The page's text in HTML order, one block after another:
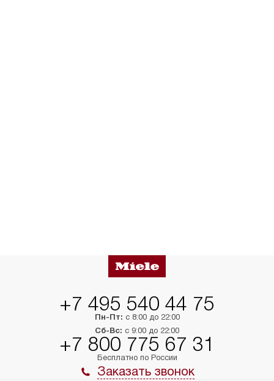
+7 495 540 44 75
Пн-Пт: с 8:00 до 22:00
Сб-Вс: с 9:00 до 22:00
+7 800 775 67 31
Бесплатно по России
Заказать звонок